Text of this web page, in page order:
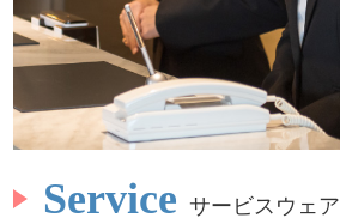
Service サービスウェア